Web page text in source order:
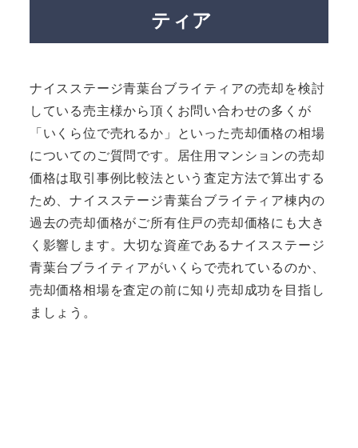
ティア
ナイスステージ青葉台ブライティアの売却を検討
している売主様から頂くお問い合わせの多くが
「いくら位で売れるか」といった売却価格の相場
についてのご質問です。居住用マンションの売却
価格は取引事例比較法という査定方法で算出する
ため、ナイスステージ青葉台ブライティア棟内の
過去の売却価格がご所有住戸の売却価格にも大き
く影響します。大切な資産であるナイスステージ
青葉台ブライティアがいくらで売れているのか、
売却価格相場を査定の前に知り売却成功を目指し
ましょう。